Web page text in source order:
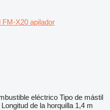
FM-X20 apilador
eléctrico Tipo de mástil
Longitud de la horquilla 1,4 m